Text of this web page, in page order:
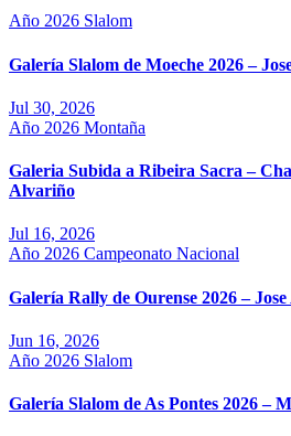
Año 2026 Slalom
Galería Slalom de Moeche 2026 –
Jul 30, 2026
Año 2026 Montaña
Galeria Subida a Ribeira Sacra –
Alvariño
Jul 16, 2026
Año 2026 Campeonato Nacional
Galería Rally de Ourense 2026 –
Jun 16, 2026
Año 2026 Slalom
Galería Slalom de As Pontes 2026 –